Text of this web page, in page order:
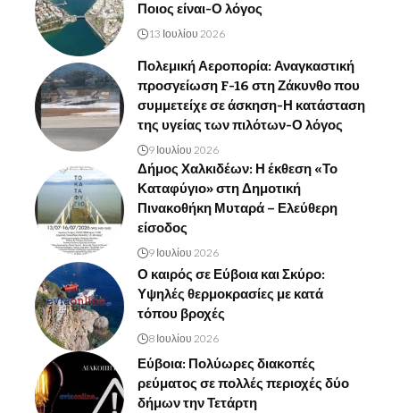
Ποιος είναι-Ο λόγος
13 Ιουλίου 2026
Πολεμική Αεροπορία: Αναγκαστική
προσγείωση F-16 στη Ζάκυνθο που
συμμετείχε σε άσκηση-Η κατάσταση
της υγείας των πιλότων-Ο λόγος
9 Ιουλίου 2026
Δήμος Χαλκιδέων: Η έκθεση «Το
Καταφύγιο» στη Δημοτική
Πινακοθήκη Μυταρά – Ελεύθερη
είσοδος
9 Ιουλίου 2026
Ο καιρός σε Εύβοια και Σκύρο:
Υψηλές θερμοκρασίες με κατά
τόπου βροχές
8 Ιουλίου 2026
Εύβοια: Πολύωρες διακοπές
ρεύματος σε πολλές περιοχές δύο
δήμων την Τετάρτη